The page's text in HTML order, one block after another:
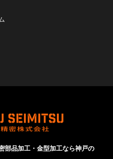
部品加工・金型加工なら神戸の